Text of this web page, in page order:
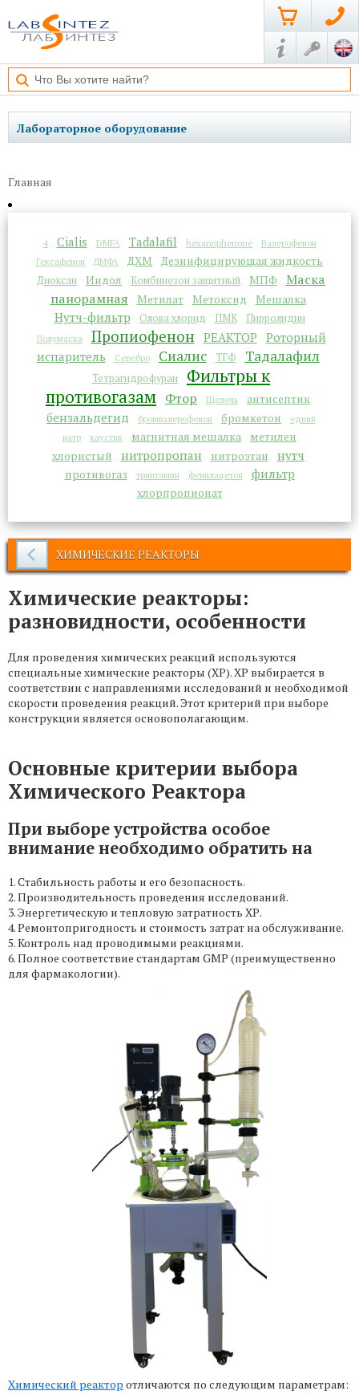
Лабораторное оборудование
Главная
4 Cialis DMFA Tadalafil hexanophenone
Валерофенон
Гексафенон
ДМФА ДХМ Дезинфицирующая жидкость
Диоксан Индол Комбинезон защитный МПФ
Маска
панорамная
Метилат Метоксид Мешалка
Нутч-фильтр Олова хлорид ПМК Пирролидин
Полумаска Пропиофенон РЕАКТОР Роторный
испаритель
Серебро Сиалис ТГФ Тадалафил
Тетрагидрофуран
Фильтры к
противогазам Фтор Щелочь антисептик
бензальдегид бромвалерофенон бромкетон
едкий
натр
каустик магнитная мешалка
метилен
хлористый
нитропропан нитроэтан нутч
противогаз триптамин фенилацетон фильтр
хлорпропионат
ХИМИЧЕСКИЕ РЕАКТОРЫ
Химические реакторы:
разновидности, особенности
Для проведения химических реакций используются
специальные химические реакторы (ХР). ХР выбирается в
соответствии с направлениями исследований и необходимой
скорости проведения реакций. Этот критерий при выборе
конструкции является основополагающим.
Основные критерии выбора
Химического Реактора
При выборе устройства особое
внимание необходимо обратить на
1. Стабильность работы и его безопасность.
2. Производительность проведения исследований.
3. Энергетическую и тепловую затратность ХР.
4. Ремонтопригодность и стоимость затрат на обслуживание.
5. Контроль над проводимыми реакциями.
6. Полное соответствие стандартам GMP (преимущественно
для фармакологии).
Химический реактор отличаются по следующим параметрам: